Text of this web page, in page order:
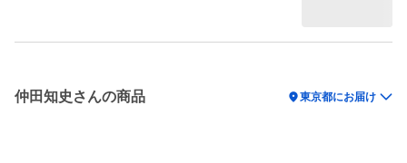
仲田知史さんの商品 location_on東京都にお届け